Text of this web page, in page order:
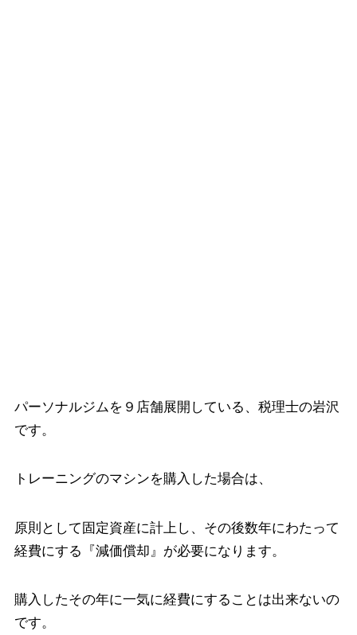
パーソナルジムを９店舗展開している、税理士の岩沢
です。
トレーニングのマシンを購入した場合は、
原則として固定資産に計上し、その後数年にわたって
経費にする『減価償却』が必要になります。
購入したその年に一気に経費にすることは出来ないの
です。